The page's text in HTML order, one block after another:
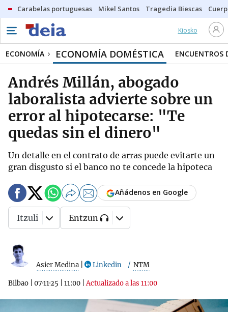
Carabelas portuguesas Mikel Santos Tragedia Biescas
Kiosko
ECONOMÍA ECONOMÍA DOMÉSTICA ENCUENTROS
Andrés Millán, abogado
laboralista advierte sobre un
error al hipotecarse: "Te
quedas sin el dinero"
Un detalle en el contrato de arras puede evitarte un
gran disgusto si el banco no te concede la hipoteca
Asier Medina Linkedin NTM
Bilbao 07·11·25 11:00 |Actualizado a las 11:00
Añádenos en Google
Itzuli Entzun